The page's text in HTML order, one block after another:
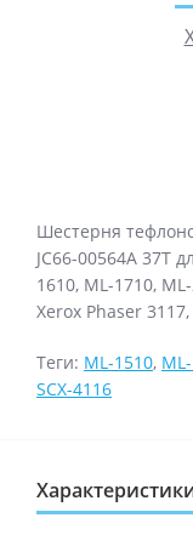
Шестерня
JC66-00564A 37T
1610, ML-1710,
Xerox Phaser
Теги: ML-1510,
SCX-4116